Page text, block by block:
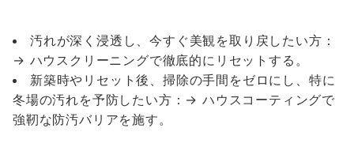
汚れが深く浸透し、今すぐ美観を取り戻したい方：
→ ハウスクリーニングで徹底的にリセットする。
新築時やリセット後、掃除の手間をゼロにし、特に
冬場の汚れを予防したい方：→ ハウスコーティングで
強靭な防汚バリアを施す。